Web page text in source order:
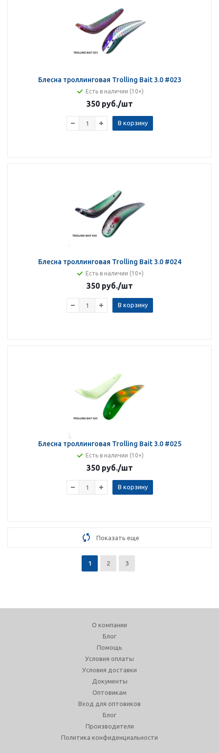
Блесна троллинговая Trolling Bait 3.0 #023
Есть в наличии (10+)
350 руб./шт
В корзину
Блесна троллинговая Trolling Bait 3.0 #024
Есть в наличии (10+)
350 руб./шт
В корзину
Блесна троллинговая Trolling Bait 3.0 #025
Есть в наличии (10+)
350 руб./шт
В корзину
Показать еще
1 2 3
О компании
Блог
Помощь
Условия оплаты
Условия доставки
Документы
Оптовикам
Вход для оптовиков
Блог
Производители
Политика конфиденциальности